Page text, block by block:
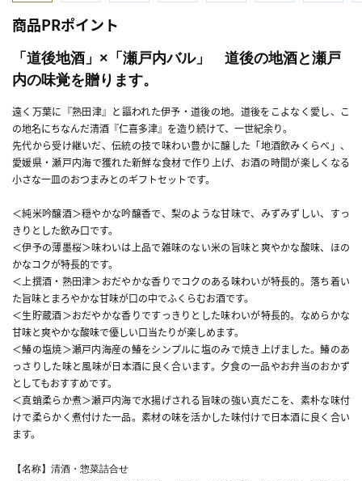
商品PRポイント
「道後地酒」×「瀬戸内バル」 道後の地酒と瀬戸
内の味覚を贈ります。
遠く万葉に『熟田津』と謳われた伊予・道後の地。道後をこよなく愛し、こ
の地名にちなんだ清酒『仁喜多津』を造り続けて、一世紀余り。
先代から受け継いだ、伝統の技で味わい豊かに醸した「地酒飲みくらべ」、
愛媛県・瀬戸内海で獲れた新鮮な食材で作り上げ、お酒の時間が楽しくなる
小さな一皿のおつまみとのギフトセットです。
＜純米吟醸酒＞穏やかな吟醸香で、梨のような甘味で、みずみずしい、すっ
きりとした飲み口です。
＜伊予の薄墨桜＞味わいは上品で雑味のない米の旨味と爽やかな酸味、ほの
かなコクが特長的です。
＜上撰酒・熟田津＞おだやかな香りでコクのある味わいが特長的。落ち着い
た旨味とまろやかな甘味が口の中でふくらむお酒です。
＜生貯蔵酒＞おだやかな香りですっきりとした味わいが特長的。なめらかな
甘味と爽やかな酸味で優しい口当たりが楽しめます。
＜鰆の塩焼＞瀬戸内海産の鰆をシンプルに塩のみで焼き上げました。鰆のあ
っさりした味と風味が日本酒に良く合います。夕食の一品やお弁当のおかず
としてもおすすめです。
＜真蛸柔らか煮＞瀬戸内海で水揚げされる旨味の強い真だこを、素朴な味付
けで柔らかく煮付けた一品。素材の味を活かした味付けで日本酒に良く合い
ます。
【名称】清酒・惣菜詰合せ